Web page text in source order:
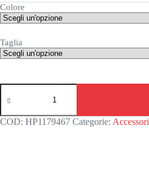
Colore
Taglia
Tazza
Natale
+
biscotti
COD: HP1179467 Categorie: Accessori